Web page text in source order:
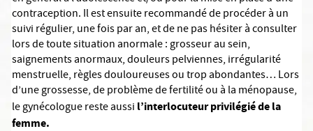
contraception. Il est ensuite recommandé de procéder à un
suivi régulier, une fois par an, et de ne pas hésiter à consulter
lors de toute situation anormale : grosseur au sein,
saignements anormaux, douleurs pelviennes, irrégularité
menstruelle, règles douloureuses ou trop abondantes… Lors
d’une grossesse, de problème de fertilité ou à la ménopause,
le gynécologue reste aussi l’interlocuteur privilégié de la
femme.